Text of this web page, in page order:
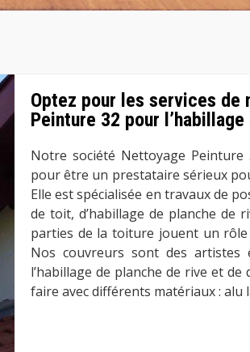
Optez pour les services
Peinture 32 pour
Notre société Nettoyage
pour être un prestataire sérieux
Elle est spécialisée en travaux de
de toit, d’habillage de planche de
parties de la toiture jouent un
Nos couvreurs sont des artistes
l’habillage de planche de rive et
faire avec différents matériaux : alu